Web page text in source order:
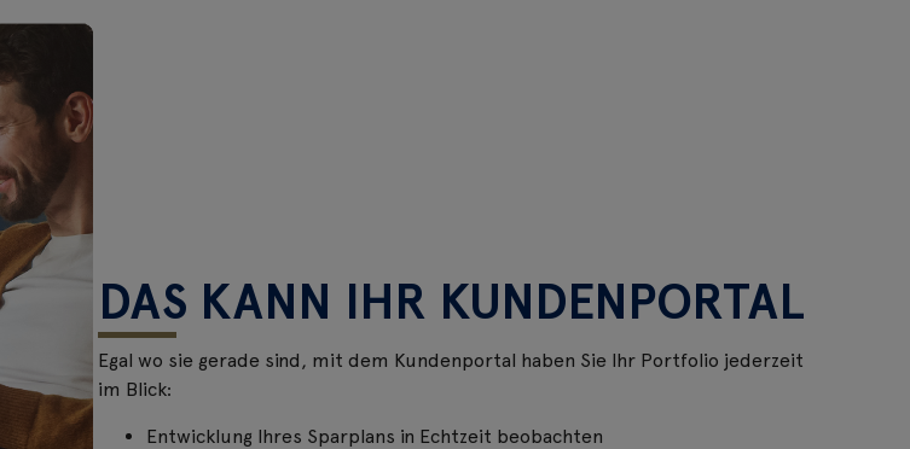
DAS KANN IHR KUNDENPORTAL
Egal wo sie gerade sind, mit dem Kundenportal haben Sie Ihr Portfolio jederzeit
im Blick:
Entwicklung Ihres Sparplans in Echtzeit beobachten